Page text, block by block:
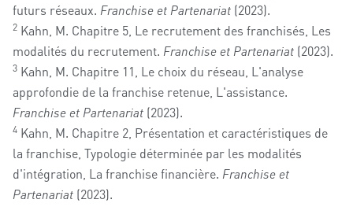
futurs réseaux. Franchise et Partenariat (2023).
2 Kahn, M. Chapitre 5, Le recrutement des franchisés, Les
modalités du recrutement. Franchise et Partenariat (2023).
3 Kahn, M. Chapitre 11, Le choix du réseau, L'analyse
approfondie de la franchise retenue, L'assistance.
Franchise et Partenariat (2023).
4 Kahn, M. Chapitre 2, Présentation et caractéristiques de
la franchise, Typologie déterminée par les modalités
d'intégration, La franchise financière. Franchise et
Partenariat (2023).